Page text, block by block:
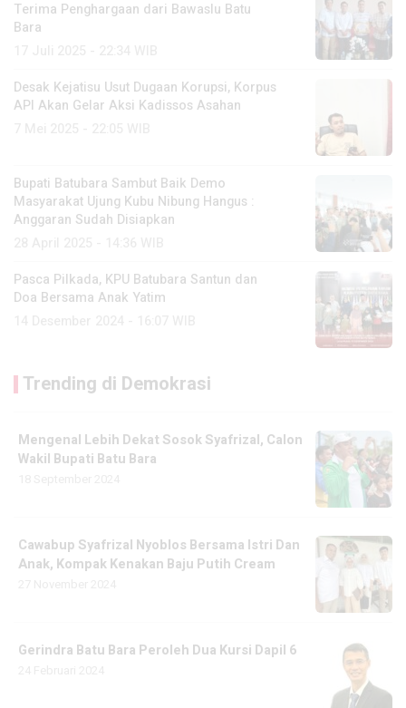
Terima Penghargaan dari Bawaslu Batu
Bara
Desak Kejatisu Usut Dugaan Korupsi, Korpus
API Akan Gelar Aksi Kadissos Asahan
Bupati Batubara Sambut Baik Demo
Masyarakat Ujung Kubu Nibung Hangus :
Anggaran Sudah Disiapkan
Pasca Pilkada, KPU Batubara Santun dan
Doa Bersama Anak Yatim
Trending di Demokrasi
Mengenal Lebih Dekat Sosok Syafrizal, Calon
Wakil Bupati Batu Bara
Cawabup Syafrizal Nyoblos Bersama Istri Dan
Anak, Kompak Kenakan Baju Putih Cream
Gerindra Batu Bara Peroleh Dua Kursi Dapil 6